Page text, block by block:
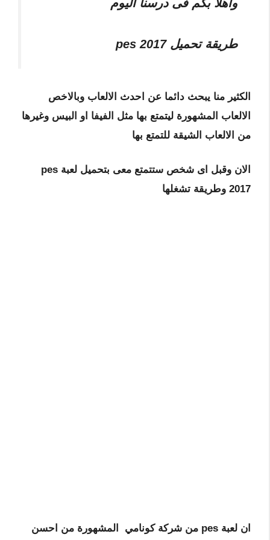
واهلا بكم فى درسنا اليوم
طريقة تحميل pes 2017
الكثير منا يبحث دائما عن احدث الالعاب وبالاخص
الالعاب المشهورة ليتمتع بها مثل الفيفا او البيس وغيرها
من الالعاب الشيقة للتمتع بها
الان وقبل اى شخص ستتمتع معى بتحميل لعبة pes
2017 وطريقة تشغلها
ان لعبة pes من شركة كونامي المشهورة من احسن